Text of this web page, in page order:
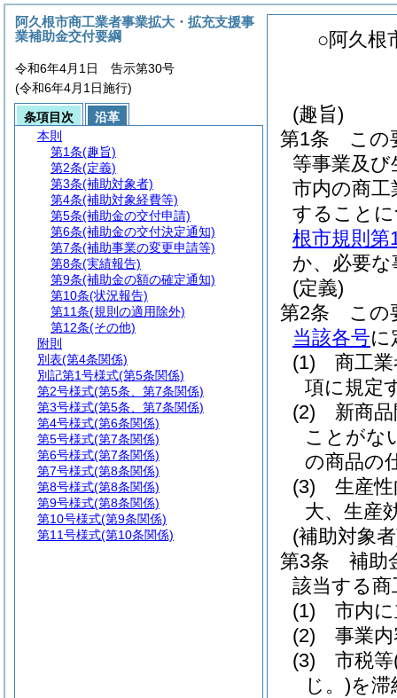
○阿久根
(趣旨)
第1条
この
等事業及
市内の商
すること
根市規則第
か、必要
(定義)
第2条
この
当該各号に
(1)
商工
項に規定
(2)
新商
ことがな
の商品の
(3)
生産
大、生産
(補助対象
第3条
補助
該当する
(1)
市内
(2)
事業
(3)
市税等
じ。)を
阿久根市商工業者事業拡大・拡充支援事
業補助金交付要綱
令和6年4月1日 告示第30号
(令和6年4月1日施行)
条項目次
沿革
本則
第1条(趣旨)
第2条(定義)
第3条(補助対象者)
第4条(補助対象経費等)
第5条(補助金の交付申請)
第6条(補助金の交付決定通知)
第7条(補助事業の変更申請等)
第8条(実績報告)
第9条(補助金の額の確定通知)
第10条(状況報告)
第11条(規則の適用除外)
第12条(その他)
附則
別表(第4条関係)
別記第1号様式(第5条関係)
第2号様式(第5条、第7条関係)
第3号様式(第5条、第7条関係)
第4号様式(第6条関係)
第5号様式(第7条関係)
第6号様式(第7条関係)
第7号様式(第8条関係)
第8号様式(第8条関係)
第9号様式(第8条関係)
第10号様式(第9条関係)
第11号様式(第10条関係)